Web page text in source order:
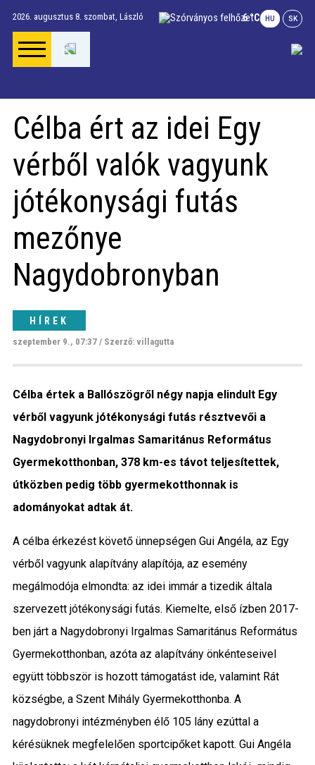
szolgáltatások
Riport
Közigazgatás
Időjárás
Interjú
Gyereksarok
Városunkról
Sport
Kapcsolat
2026. augusztus 8. szombat, László 6 °C HU SK
Célba ért az idei Egy
vérből valók vagyunk
jótékonysági futás
mezőnye
Nagydobronyban
HÍREK
szeptember 9., 07:37 / Szerző: villagutta
Célba értek a Ballószögről négy napja elindult Egy
vérből vagyunk jótékonysági futás résztvevői a
Nagydobronyi Irgalmas Samaritánus Református
Gyermekotthonban, 378 km-es távot teljesítettek,
útközben pedig több gyermekotthonnak is
adományokat adtak át.
A célba érkezést követő ünnepségen Gui Angéla, az Egy
vérből vagyunk alapítvány alapítója, az esemény
megálmodója elmondta: az idei immár a tizedik általa
szervezett jótékonysági futás. Kiemelte, első ízben 2017-
ben járt a Nagydobronyi Irgalmas Samaritánus Református
Gyermekotthonban, azóta az alapítvány önkénteseivel
együtt többször is hozott támogatást ide, valamint Rát
községbe, a Szent Mihály Gyermekotthonba. A
nagydobronyi intézményben élő 105 lány ezúttal a
kérésüknek megfelelően sportcipőket kapott. Gui Angéla